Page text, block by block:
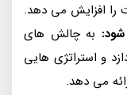
را افزایش می دهد.
به چالش های
و استراتژی هایی
می دهد.